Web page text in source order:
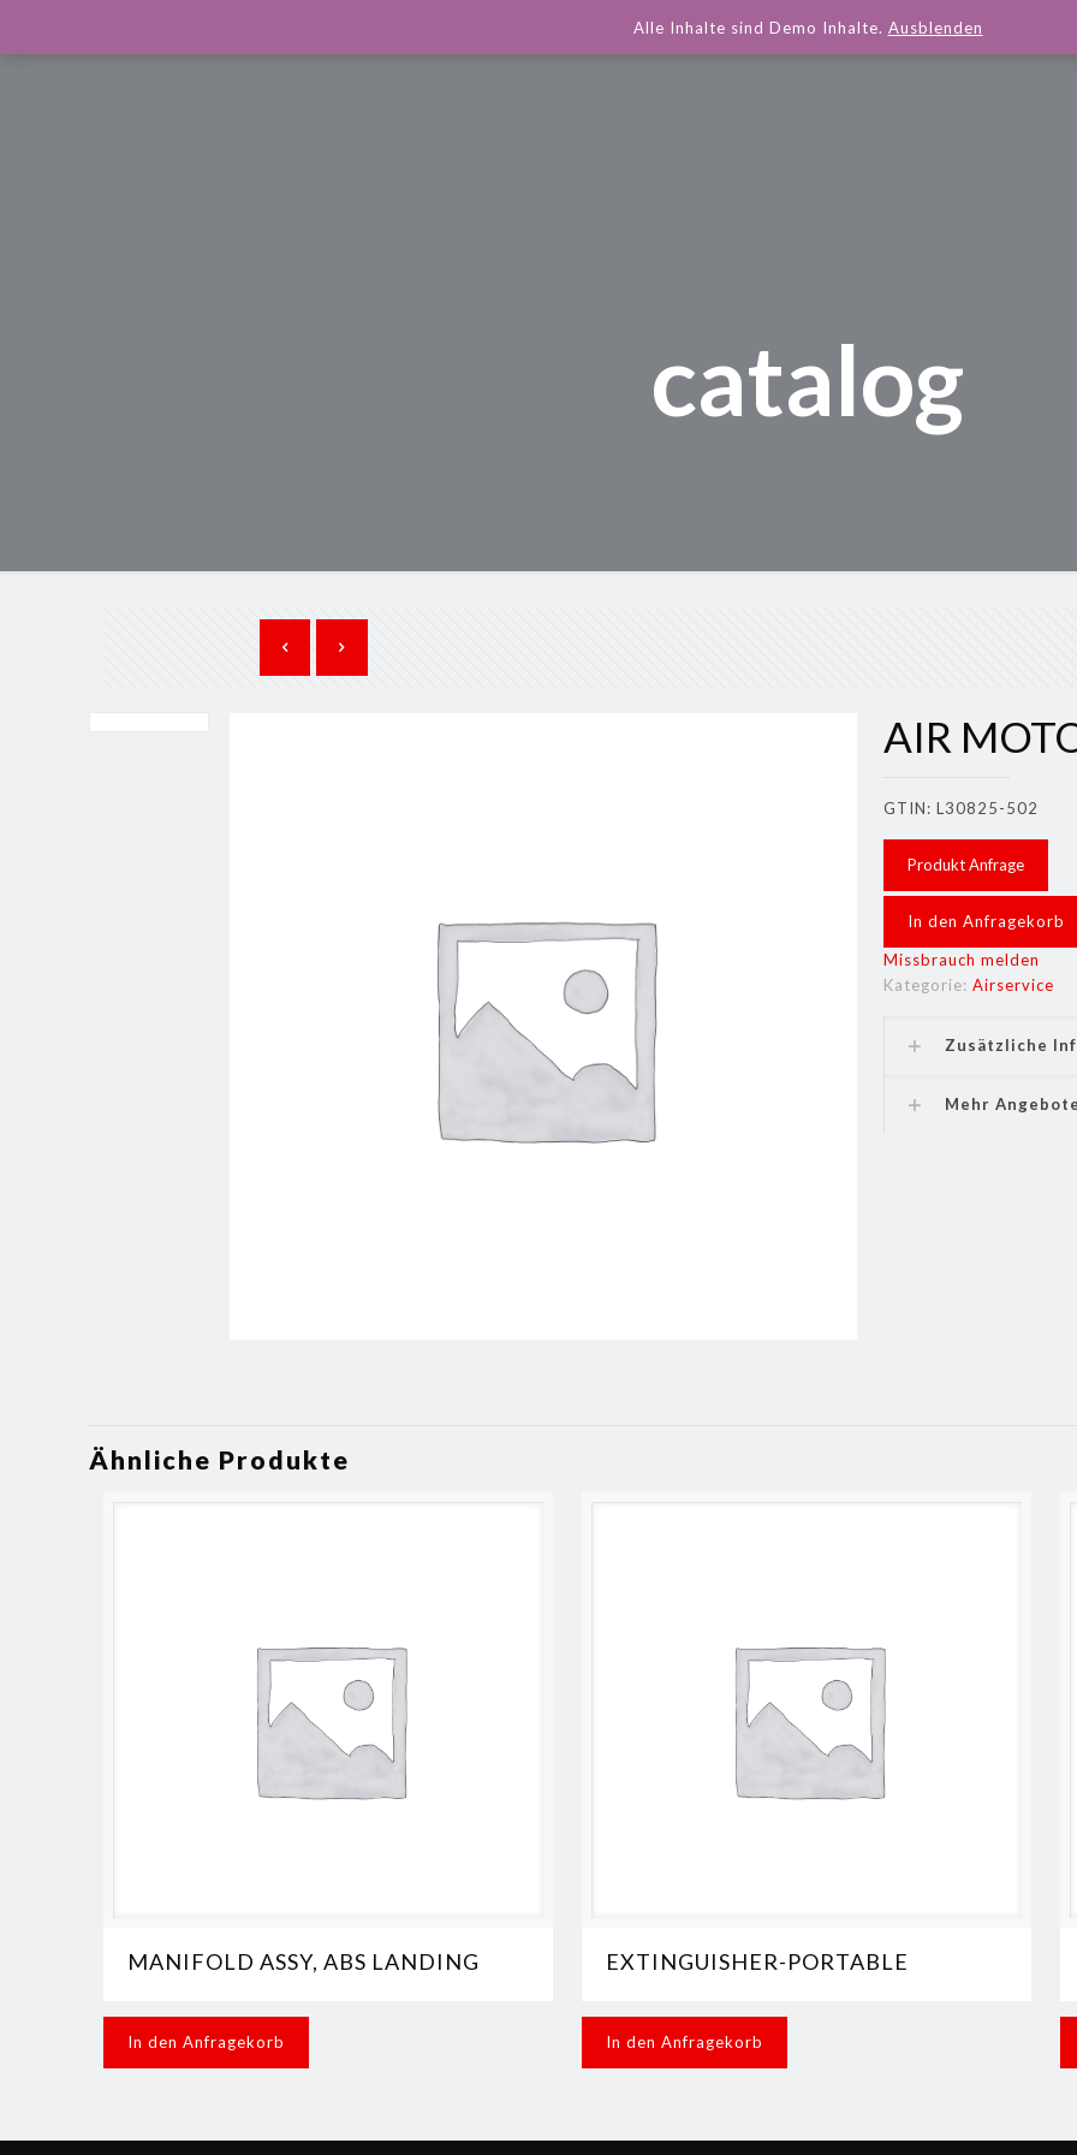
catalog
AIR
GTIN: L30825-502
Produkt Anfrage
In den Anfragekorb
Missbrauch melden
Kategorie:Airservice
Zusätzliche
Mehr
Ähnliche Produkte
MANIFOLD ASSY, ABS LANDING
In den Anfragekorb
EXTINGUISHER-PORTABLE
In den Anfragekorb
Alle Inhalte sind Demo Inhalte. Ausblenden